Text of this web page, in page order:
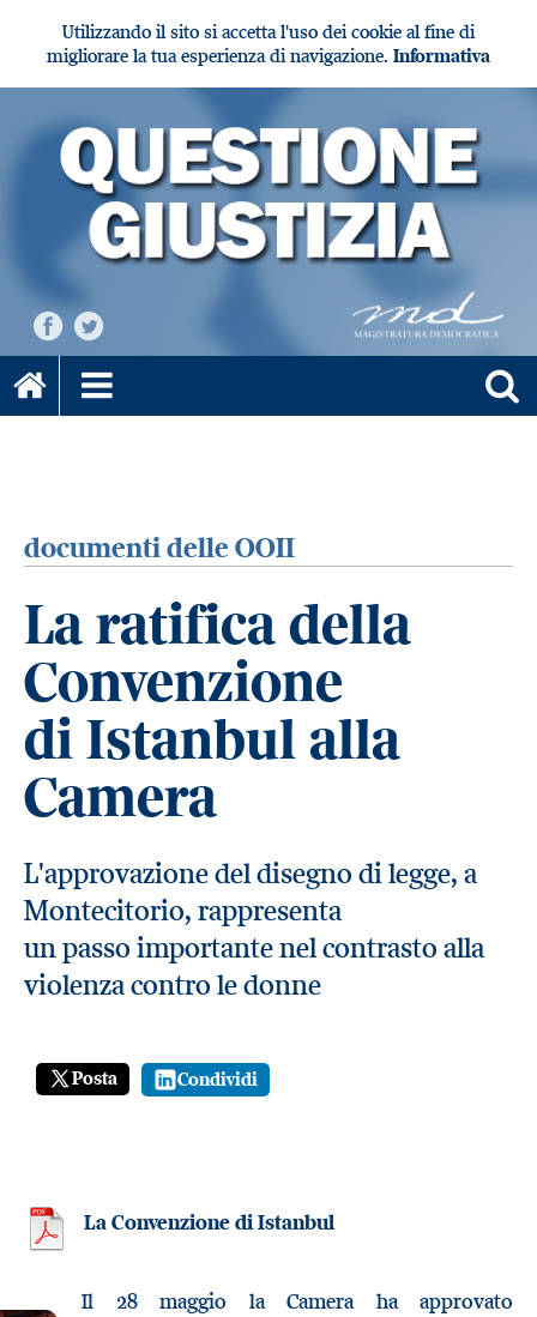
Utilizzando il sito si accetta l'uso dei cookie al fine di
migliorare la tua esperienza di navigazione. Informativa
documenti delle OOII
La ratifica della
Convenzione
di Istanbul alla
Camera
L'approvazione del disegno di legge, a
Montecitorio, rappresenta
un passo importante nel contrasto alla
violenza contro le donne
Posta Condividi
La Convenzione di Istanbul
Il 28 maggio la Camera ha approvato